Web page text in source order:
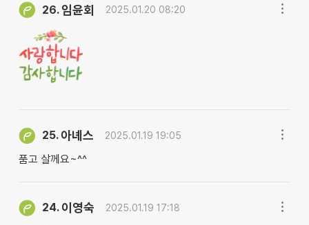
26. 임윤회 2025.01.20 08:20
25. 아녜스 2025.01.19 19:05
품고 살께요~^^
24. 이영숙 2025.01.19 17:18